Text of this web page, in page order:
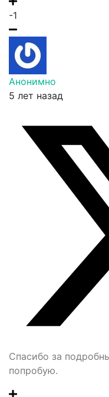
-1
Анонимно
5 лет назад
Спасибо за
попробую.